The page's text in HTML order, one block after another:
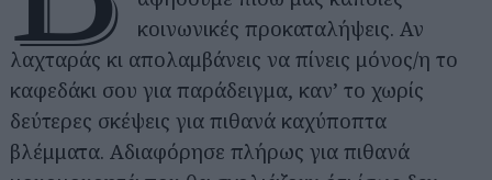
κοινωνικές προκαταλήψεις. Αν
λαχταράς κι απολαμβάνεις να πίνεις μόνος/η το
καφεδάκι σου για παράδειγμα, καν’ το χωρίς
δεύτερες σκέψεις για πιθανά καχύποπτα
βλέμματα. Αδιαφόρησε πλήρως για πιθανά